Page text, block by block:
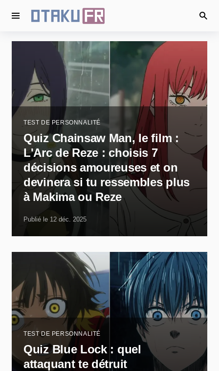
TEST DE PERSONNALITÉ
Quiz Chainsaw Man, le film :
L'Arc de Reze : choisis 7
décisions amoureuses et on
devinera si tu ressembles plus
à Makima ou Reze
Publié le 12 déc. 2025
TEST DE PERSONNALITÉ
Quiz Blue Lock : quel
attaquant te détruit